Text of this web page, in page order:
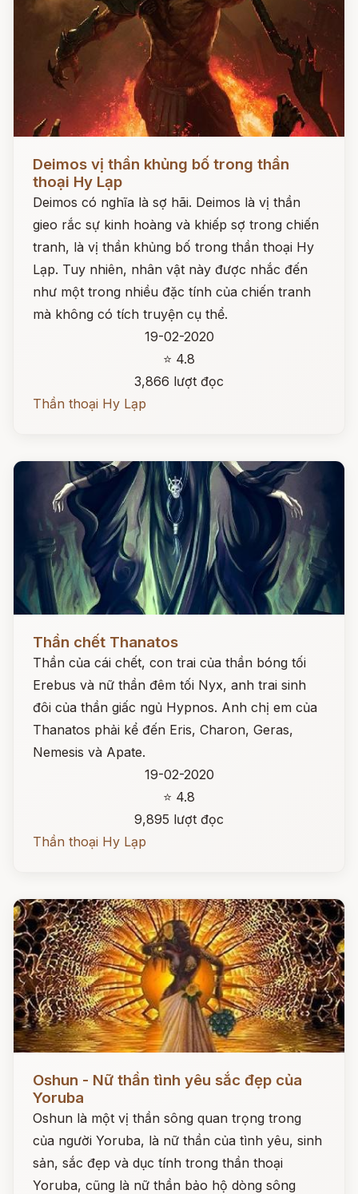
Deimos vị thần khủng bố trong thần
thoại Hy Lạp
Deimos có nghĩa là sợ hãi. Deimos là vị thần
gieo rắc sự kinh hoàng và khiếp sợ trong chiến
tranh, là vị thần khủng bố trong thần thoại Hy
Lạp. Tuy nhiên, nhân vật này được nhắc đến
như một trong nhiều đặc tính của chiến tranh
mà không có tích truyện cụ thể.
19-02-2020
⭐ 4.8
3,866 lượt đọc
Thần thoại Hy Lạp
Đọc ngay
Thần chết Thanatos
Thần của cái chết, con trai của thần bóng tối
Erebus và nữ thần đêm tối Nyx, anh trai sinh
đôi của thần giấc ngủ Hypnos. Anh chị em của
Thanatos phải kể đến Eris, Charon, Geras,
Nemesis và Apate.
19-02-2020
⭐ 4.8
9,895 lượt đọc
Thần thoại Hy Lạp
Oshun - Nữ thần tình yêu sắc đẹp của
Yoruba
Oshun là một vị thần sông quan trọng trong
của người Yoruba, là nữ thần của tình yêu, sinh
sản, sắc đẹp và dục tính trong thần thoại
Yoruba, cũng là nữ thần bảo hộ dòng sông